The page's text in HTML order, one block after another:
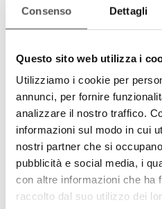
Consenso Dettagli
Questo sito web utilizza i
Utilizziamo i cookie per
annunci, per fornire
analizzare il nostro traffico.
informazioni sul modo in cui
nostri partner che si
pubblicità e social media, i
con altre informazioni che ha
raccolto dal suo utilizzo dei
www.sberna.it
Project: